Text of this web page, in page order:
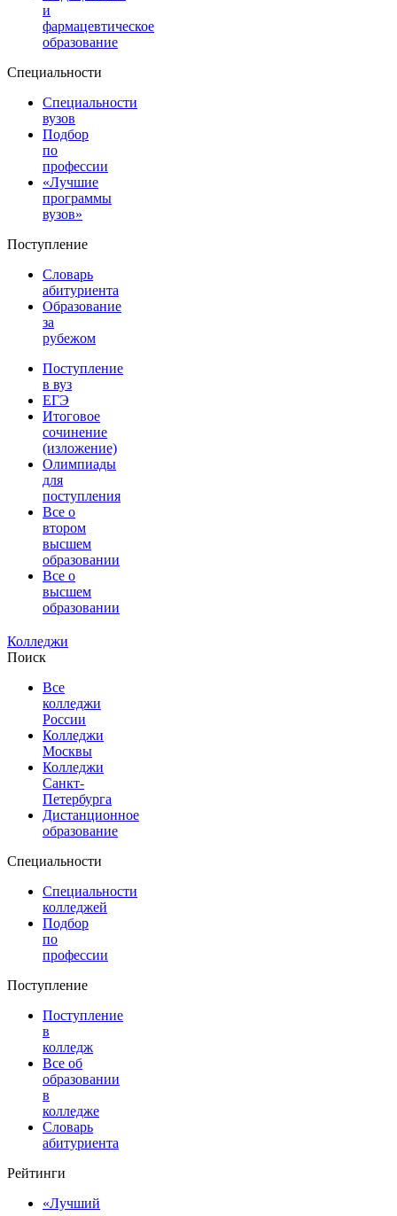
и
фармацевтическое
образование
Специальности
Специальности
вузов
Подбор
по
профессии
«Лучшие
программы
вузов»
Поступление
Словарь
абитуриента
Образование
за
рубежом
Поступление
в вуз
ЕГЭ
Итоговое
сочинение
(изложение)
Олимпиады
для
поступления
Все о
втором
высшем
образовании
Все о
высшем
образовании
Колледжи
Поиск
Все
колледжи
России
Колледжи
Москвы
Колледжи
Санкт-
Петербурга
Дистанционное
образование
Специальности
Специальности
колледжей
Подбор
по
профессии
Поступление
Поступление
в
колледж
Все об
образовании
в
колледже
Словарь
абитуриента
Рейтинги
«Лучший